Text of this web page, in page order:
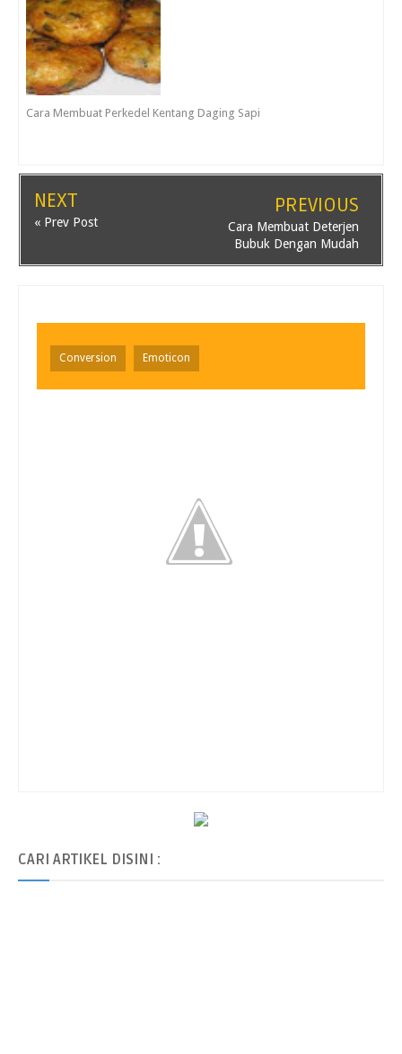
Cara Membuat Perkedel Kentang Daging Sapi
NEXT
« Prev Post
PREVIOUS
Cara Membuat Deterjen
Bubuk Dengan Mudah
Conversion Emoticon
CARI ARTIKEL DISINI :